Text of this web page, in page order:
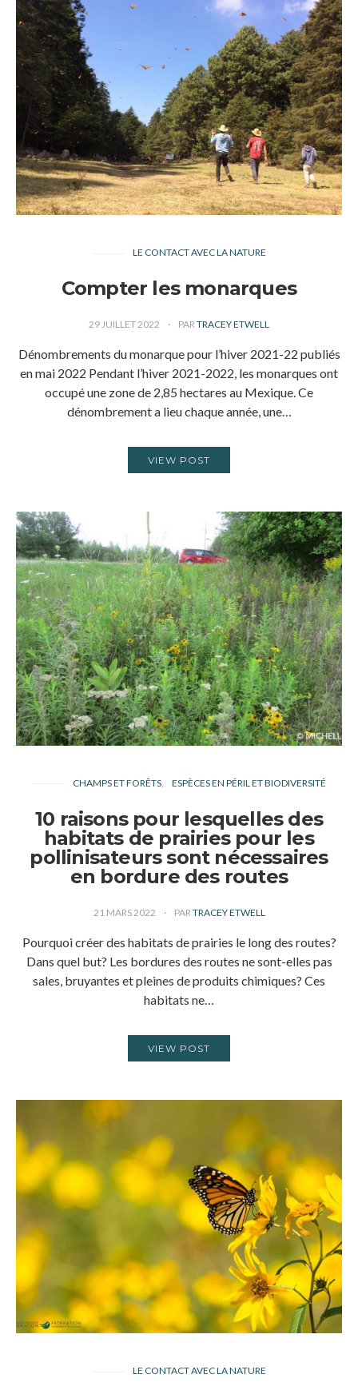
LE CONTACT AVEC LA NATURE
Compter les monarques
29 JUILLET 2022 PARTRACEY ETWELL
Dénombrements du monarque pour l’hiver 2021-22 publiés
en mai 2022 Pendant l’hiver 2021-2022, les monarques ont
occupé une zone de 2,85 hectares au Mexique. Ce
dénombrement a lieu chaque année, une…
VIEW POST
CHAMPS ET FORÊTS ESPÈCES EN PÉRIL ET BIODIVERSITÉ
10 raisons pour lesquelles des
habitats de prairies pour les
pollinisateurs sont nécessaires
en bordure des routes
21 MARS 2022 PAR TRACEY ETWELL
Pourquoi créer des habitats de prairies le long des routes?
Dans quel but? Les bordures des routes ne sont-elles pas
sales, bruyantes et pleines de produits chimiques? Ces
habitats ne…
VIEW POST
LE CONTACT AVEC LA NATURE